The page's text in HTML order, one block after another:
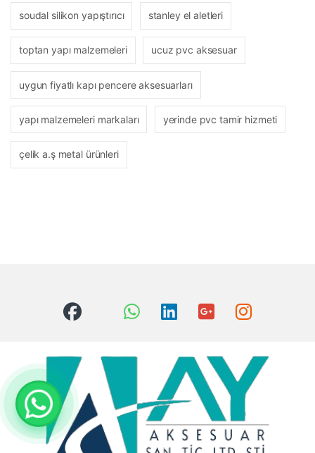
soudal silikon yapıştırıcı stanley el aletleri
toptan yapı malzemeleri ucuz pvc aksesuar
uygun fiyatlı kapı pencere aksesuarları
yapı malzemeleri markaları yerinde pvc tamir hizmeti
çelik a.ş metal ürünleri